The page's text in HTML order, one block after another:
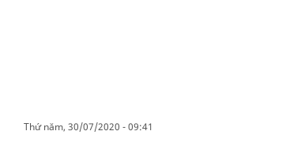
thứ năm, 30/07/2020 - 09:41